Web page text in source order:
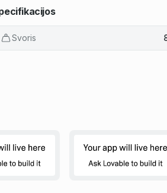
Svoris